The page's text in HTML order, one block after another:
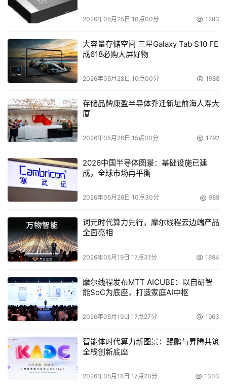
2026年05月25日 10点00分 1283
大容量存储空间 三星Galaxy Tab S10 FE
成618必购大屏好物
2026年05月28日 10点00分 1988
存储品牌康盈半导体乔迁新址前海人寿大
厦
2026年05月26日 15点00分 1792
2026中国半导体图景：基础设施已建
成，全球市场再平衡
2026年05月26日 10点30分 988
词元时代算力先行，摩尔线程云边端产品
全面亮相
2026年05月19日 17点31分 1894
摩尔线程发布MTT AICUBE：以自研智
能SoC为底座，打造家庭AI中枢
2026年05月19日 17点27分 1963
智能体时代算力新图景：鲲鹏与昇腾共筑
全栈创新底座
2026年05月18日 17点20分 1303